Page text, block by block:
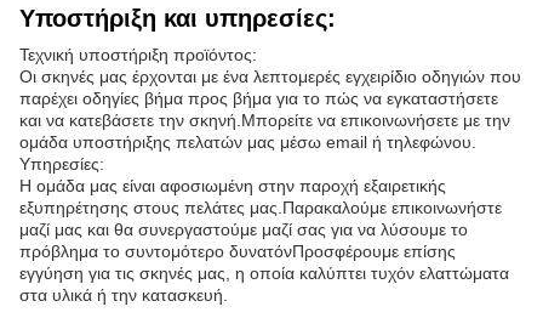
Υποστήριξη και υπηρεσίες:
Τεχνική υποστήριξη προϊόντος:
Οι σκηνές μας έρχονται με ένα λεπτομερές εγχειρίδιο οδηγιών που
παρέχει οδηγίες βήμα προς βήμα για το πώς να εγκαταστήσετε
και να κατεβάσετε την σκηνή.Μπορείτε να επικοινωνήσετε με την
ομάδα υποστήριξης πελατών μας μέσω email ή τηλεφώνου.
Υπηρεσίες:
Η ομάδα μας είναι αφοσιωμένη στην παροχή εξαιρετικής
εξυπηρέτησης στους πελάτες μας.Παρακαλούμε επικοινωνήστε
μαζί μας και θα συνεργαστούμε μαζί σας για να λύσουμε το
πρόβλημα το συντομότερο δυνατόνΠροσφέρουμε επίσης
εγγύηση για τις σκηνές μας, η οποία καλύπτει τυχόν ελαττώματα
στα υλικά ή την κατασκευή.